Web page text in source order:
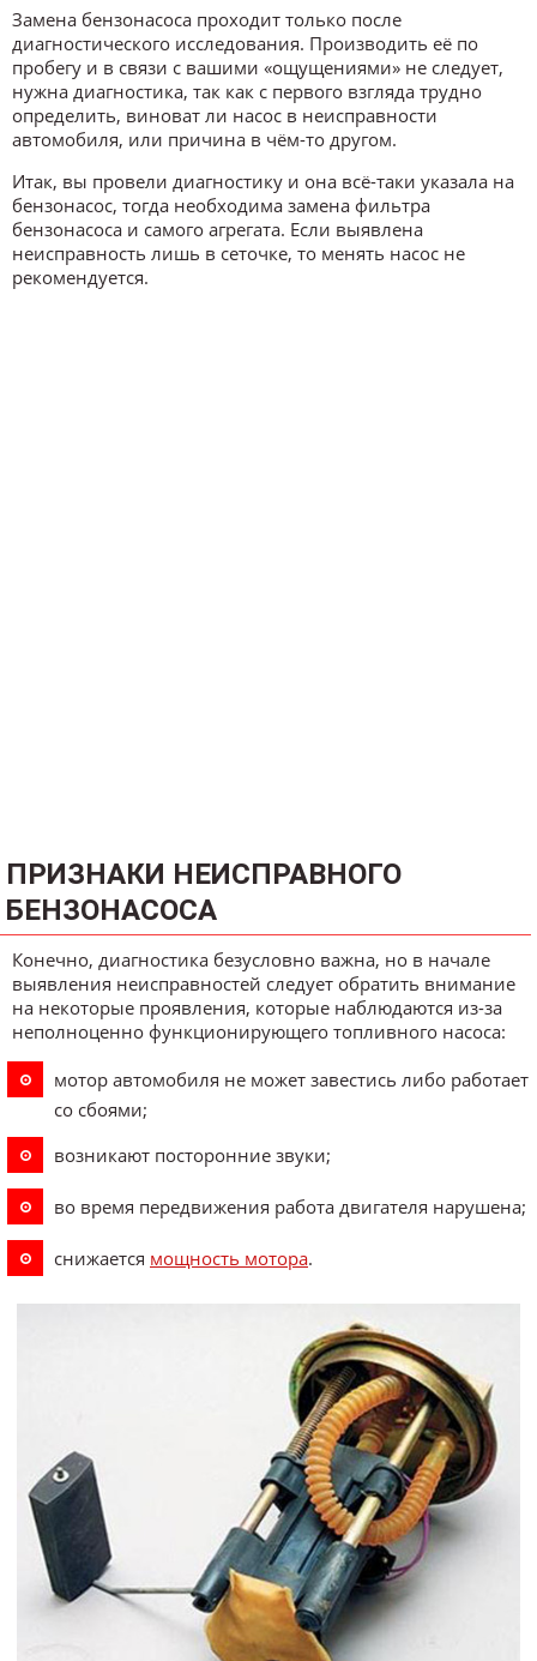
Замена бензонасоса проходит только после
диагностического исследования. Производить её по
пробегу и в связи с вашими «ощущениями» не следует,
нужна диагностика, так как с первого взгляда трудно
определить, виноват ли насос в неисправности
автомобиля, или причина в чём-то другом.
Итак, вы провели диагностику и она всё-таки указала на
бензонасос, тогда необходима замена фильтра
бензонасоса и самого агрегата. Если выявлена
неисправность лишь в сеточке, то менять насос не
рекомендуется.
ПРИЗНАКИ НЕИСПРАВНОГО
БЕНЗОНАСОСА
Конечно, диагностика безусловно важна, но в начале
выявления неисправностей следует обратить внимание
на некоторые проявления, которые наблюдаются из-за
неполноценно функционирующего топливного насоса:
мотор автомобиля не может завестись либо работает
со сбоями;
возникают посторонние звуки;
во время передвижения работа двигателя нарушена;
снижается мощность мотора.